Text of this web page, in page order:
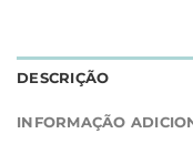
DESCRIÇÃO
INFORMAÇÃO